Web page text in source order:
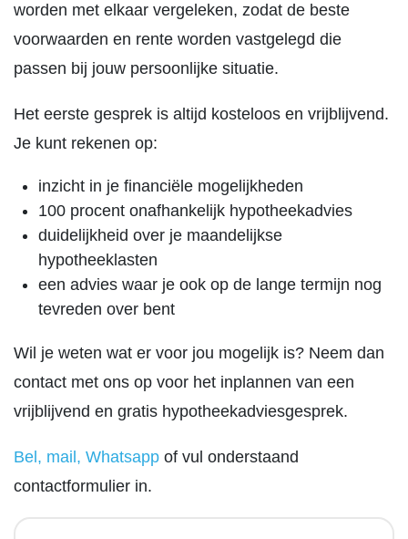
worden met elkaar vergeleken, zodat de beste
voorwaarden en rente worden vastgelegd die
passen bij jouw persoonlijke situatie.
Het eerste gesprek is altijd kosteloos en vrijblijvend.
Je kunt rekenen op:
inzicht in je financiële mogelijkheden
100 procent onafhankelijk hypotheekadvies
duidelijkheid over je maandelijkse
hypotheeklasten
een advies waar je ook op de lange termijn nog
tevreden over bent
Wil je weten wat er voor jou mogelijk is? Neem dan
contact met ons op voor het inplannen van een
vrijblijvend en gratis hypotheekadviesgesprek.
Bel, mail, Whatsapp of vul onderstaand
contactformulier in.